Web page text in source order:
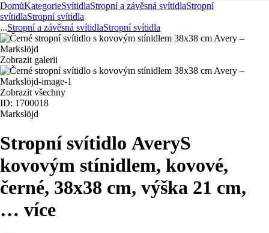
DomůKategorieSvítidlaStropní a závěsná svítidlaStropní
svítidlaStropní svítidla
...Stropní a závěsná svítidlaStropní svítidla
Zobrazit galerii
Zobrazit všechny
ID: 1700018
Markslöjd
Stropní svítidlo AveryS
kovovým stínidlem, kovové,
černé, 38x38 cm, výška 21 cm,
… více